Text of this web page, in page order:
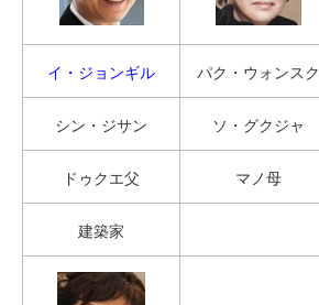
イ・ジョンギル パク・ウォンスク
シン・ジサン ソ・グクジャ
ドゥクエ父 マノ母
建築家